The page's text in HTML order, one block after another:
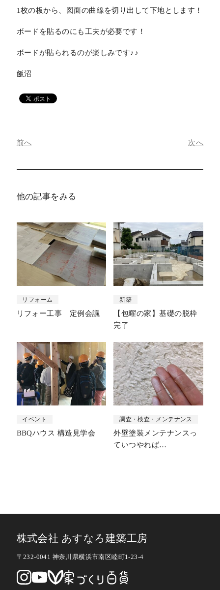
1枚の板から、図面の曲線を切り出して下地とします！
ボードを貼るのにも工夫が必要です！
ボードが貼られるのが楽しみです♪♪
飯沼
前へ 次へ
他の記事をみる
リフォーム
リフォー工事 定例会議
新築
【包曜の家】基礎の脱枠
完了
イベント
BBQハウス 構造見学会
調査・検査・メンテナンス
外壁塗装メンテナンスっ
ていつやれば…
株式会社 あすなろ建築工房
〒232-0041 神奈川県横浜市南区睦町1-23-4